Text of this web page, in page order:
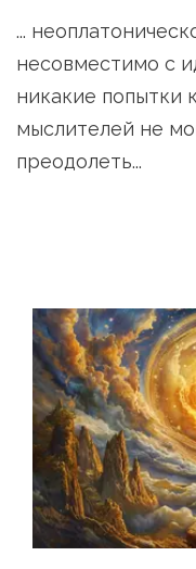
...
несовместимо с
никакие попытки
мыслителей не
преодолеть...